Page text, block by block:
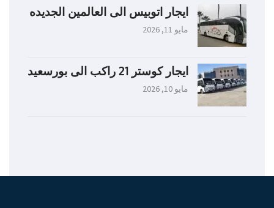
ايجار اتوبيس الى العالمين الجديده
مايو 11, 2026
ايجار كوستر 21 راكب الى بورسعيد
مايو 10, 2026